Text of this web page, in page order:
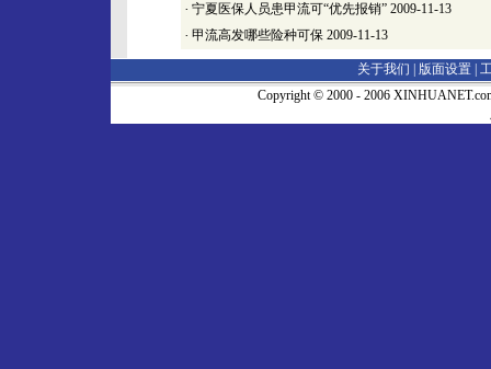
· 宁夏医保人员患甲流可“优先报销” 2009-11-13
· 甲流高发哪些险种可保 2009-11-13
关于我们 | 版面设置
Copyright © 2000 - 2006